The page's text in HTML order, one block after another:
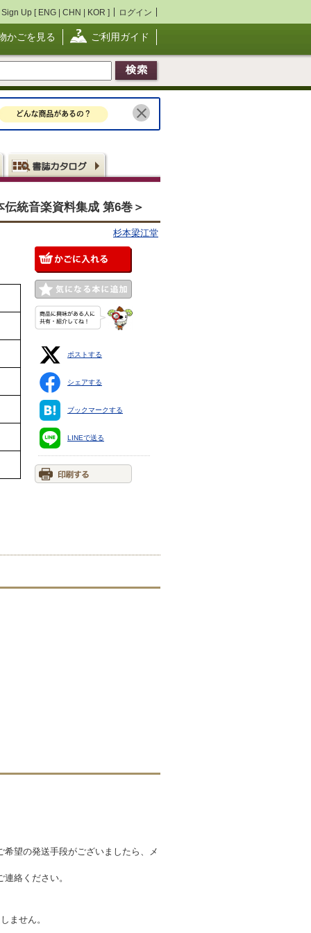
Sign Up [ ENG | CHN | KOR ] ログイン
かごを見る ご利用ガイド
統音楽資料集成 第6巻＞
杉本梁江堂
ポストする
シェアする
ブックマークする
LINEで送る
望の発送手段がございましたら、メ
絡ください。
ません。